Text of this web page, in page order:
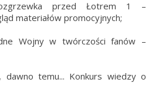
przed Łotrem 1 –
materiałów promocyjnych;
Wojny w twórczości fanów –
temu... Konkurs wiedzy o